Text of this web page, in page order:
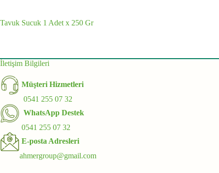
Tavuk Sucuk 1 Adet x 250 Gr
İletişim Bilgileri
Müşteri Hizmetleri
0541 255 07 32
WhatsApp Destek
0541 255 07 32
E-posta Adresleri
ahmergroup@gmail.com